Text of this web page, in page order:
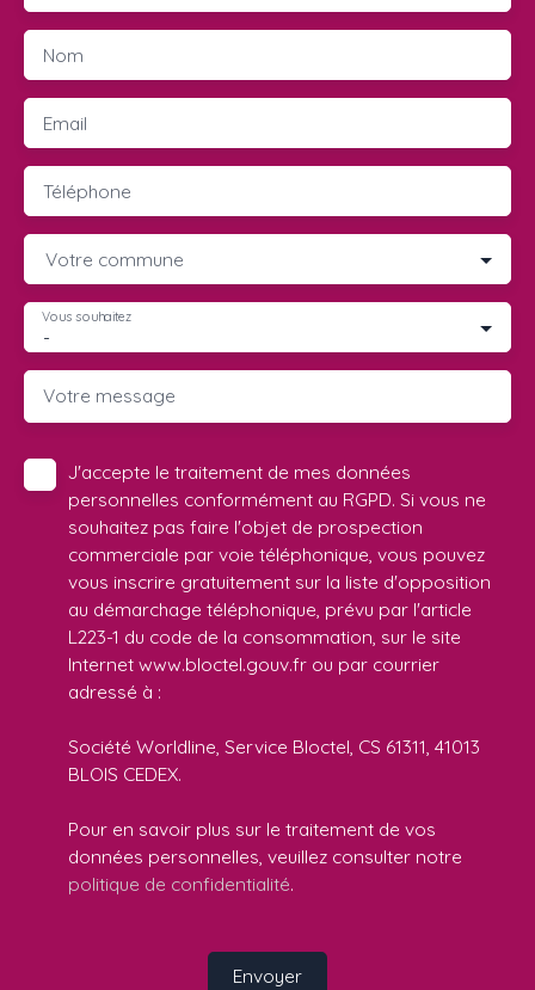
Nom
Email
Téléphone
Votre commune
-
Vous souhaitez
Votre message
J'accepte le traitement de mes données
personnelles conformément au RGPD. Si vous ne
souhaitez pas faire l'objet de prospection
commerciale par voie téléphonique, vous pouvez
vous inscrire gratuitement sur la liste d'opposition
au démarchage téléphonique, prévu par l'article
L223-1 du code de la consommation, sur le site
Internet www.bloctel.gouv.fr ou par courrier
adressé à :
Société Worldline, Service Bloctel, CS 61311, 41013
BLOIS CEDEX.
Pour en savoir plus sur le traitement de vos
données personnelles, veuillez consulter notre
politique de confidentialité.
Envoyer